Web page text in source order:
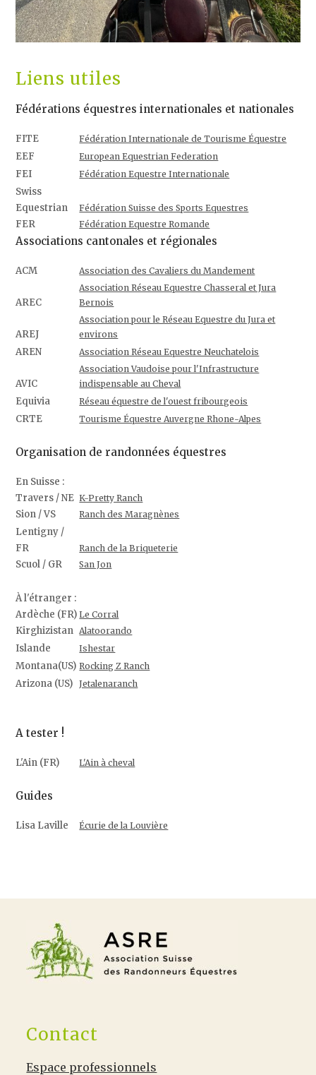
Liens utiles
Fédérations équestres internationales et nationales
FITE Fédération Internationale de Tourisme Équestre
EEF European Equestrian Federation
FEI Fédération Equestre Internationale
Swiss
Equestrian
Fédération Suisse des Sports Equestres
FER Fédération Equestre Romande
Associations cantonales et régionales
ACM Association des Cavaliers du Mandement
AREC
Association Réseau Equestre Chasseral et Jura
Bernois
AREJ
Association pour le Réseau Equestre du Jura et
environs
AREN Association Réseau Equestre Neuchatelois
AVIC
Association Vaudoise pour l'Infrastructure
indispensable au Cheval
Equivia Réseau équestre de l'ouest fribourgeois
CRTE Tourisme Équestre Auvergne Rhone-Alpes
Organisation de randonnées équestres
En Suisse :
Travers / NE K-Pretty Ranch
Sion / VS Ranch des Maragnènes
Lentigny /
FR
Ranch de la Briqueterie
Scuol / GR San Jon
À l'étranger :
Ardèche (FR) Le Corral
Kirghizistan Alatoorando
Islande Ishestar
Montana(US) Rocking Z Ranch
Arizona (US) Jetalenaranch
A tester !
L'Ain (FR) L'Ain à cheval
Guides
Lisa Laville Écurie de la Louvière
Contact
Espace professionnels